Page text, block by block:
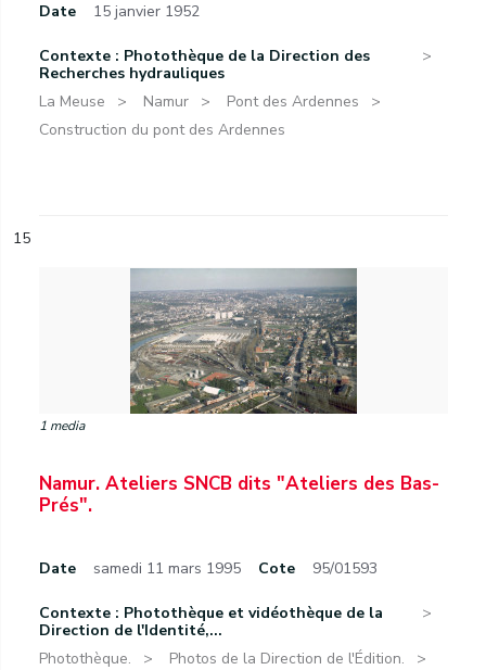
Date 15 janvier 1952
Contexte : Photothèque de la Direction des
Recherches hydrauliques
La Meuse
Namur
Pont des Ardennes
Construction du pont des Ardennes
15
1 media
Namur. Ateliers SNCB dits "Ateliers des Bas-
Prés".
Date samedi 11 mars 1995 Cote 95/01593
Contexte : Photothèque et vidéothèque de la
Direction de l'Identité,...
Photothèque.
Photos de la Direction de l'Édition.